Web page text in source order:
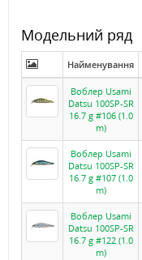
Модельний ряд
Найменування
Воблер Usami
Datsu 100SP-SR
16.7 g #106 (1.0
m)
Воблер Usami
Datsu 100SP-SR
16.7 g #107 (1.0
m)
Воблер Usami
Datsu 100SP-SR
16.7 g #122 (1.0
m)